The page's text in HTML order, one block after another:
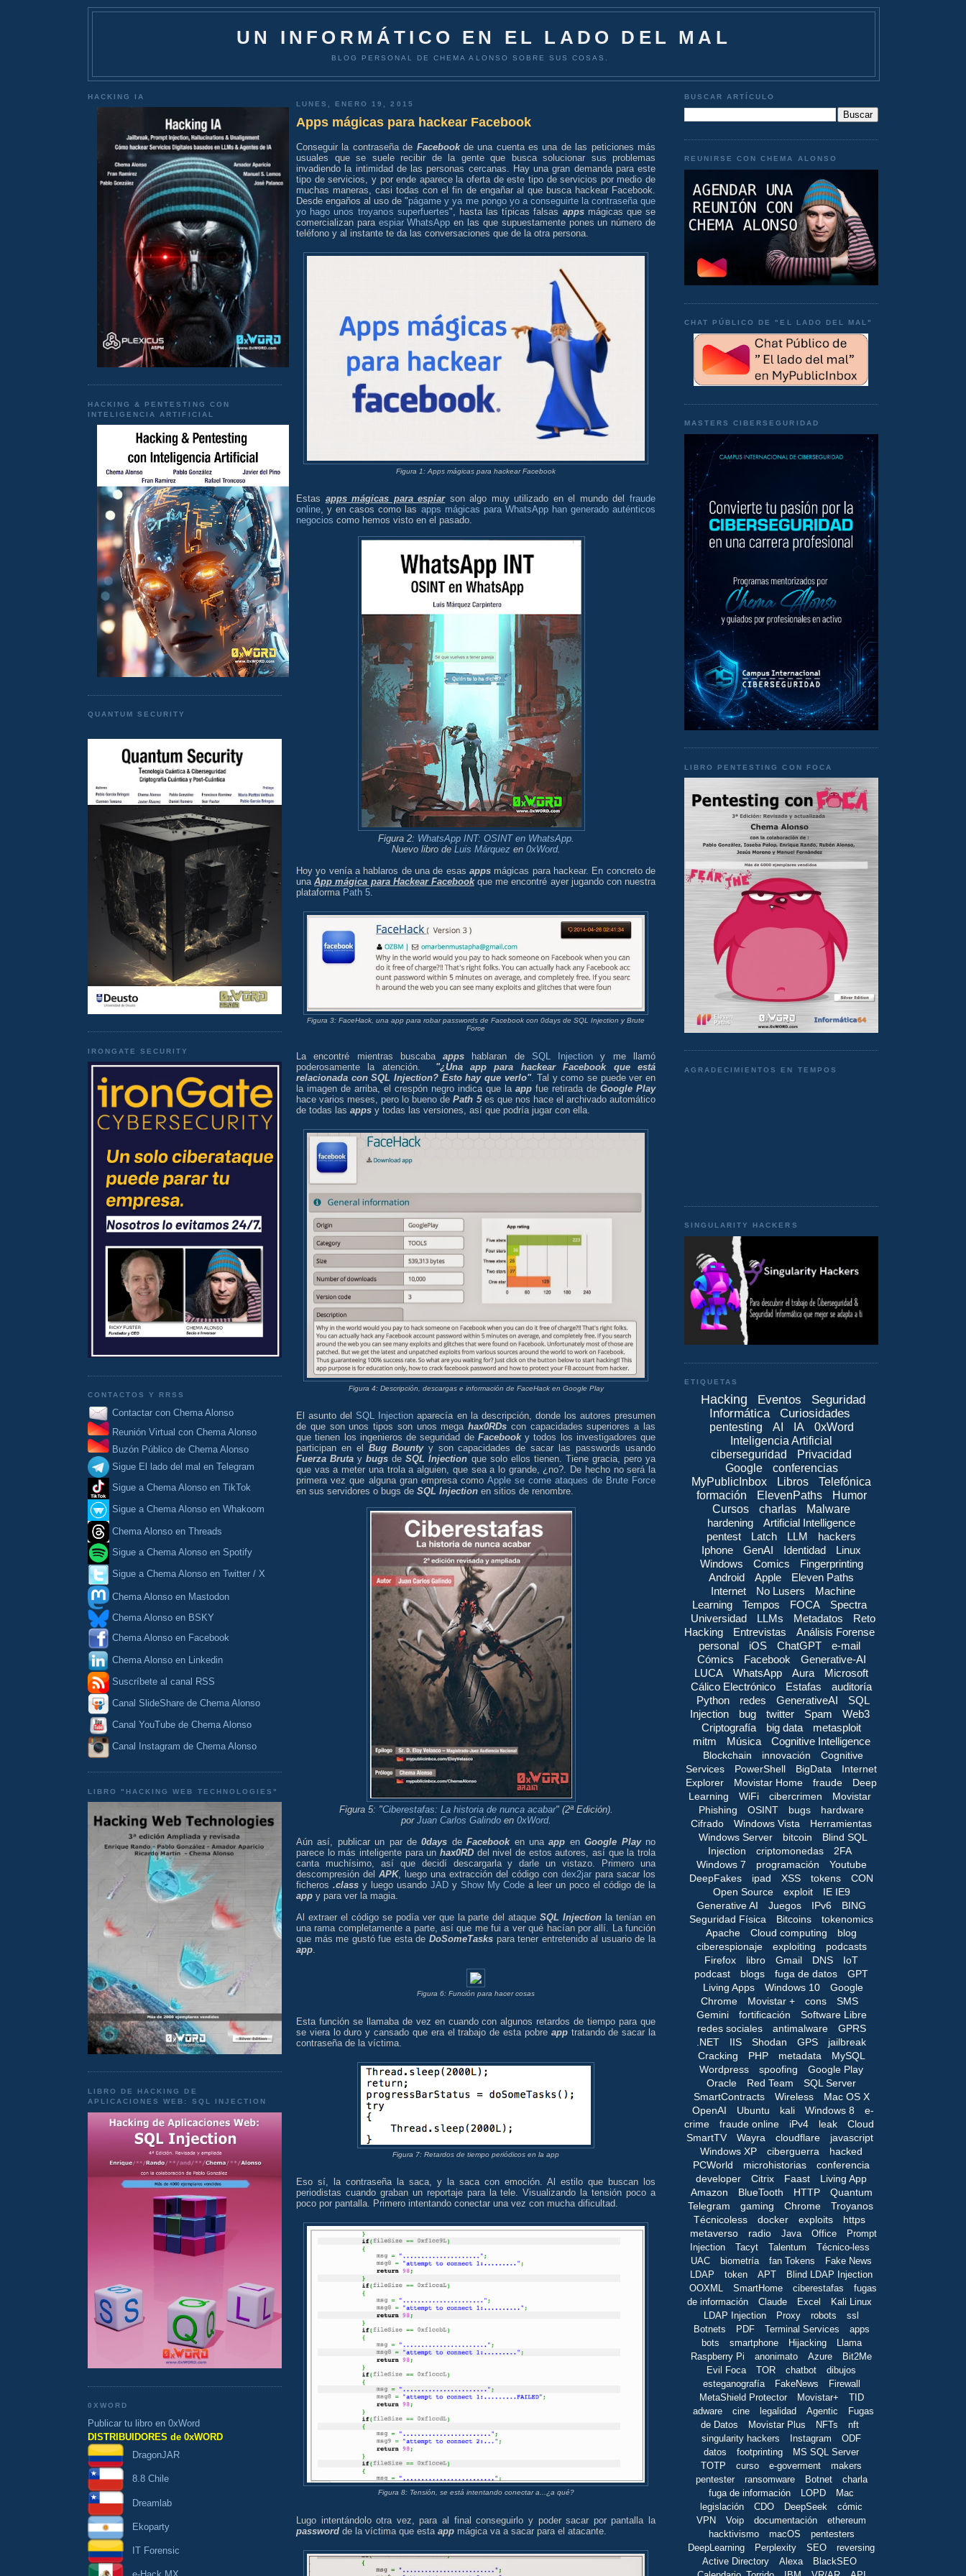
UN INFORMÁTICO EN EL LADO DEL MAL
BLOG PERSONAL DE CHEMA ALONSO SOBRE SUS COSAS.
HACKING IA
HACKING & PENTESTING CON
INTELIGENCIA ARTIFICIAL
QUANTUM SECURITY
IRONGATE SECURITY
CONTACTOS Y RRSS
Contactar con Chema Alonso
Reunión Virtual con Chema Alonso
Buzón Público de Chema Alonso
Sigue El lado del mal en Telegram
Sigue a Chema Alonso en TikTok
Sigue a Chema Alonso en Whakoom
Chema Alonso en Threads
Sigue a Chema Alonso en Spotify
Sigue a Chema Alonso en Twitter / X
Chema Alonso en Mastodon
Chema Alonso en BSKY
Chema Alonso en Facebook
Chema Alonso en Linkedin
Suscríbete al canal RSS
Canal SlideShare de Chema Alonso
Canal YouTube de Chema Alonso
Canal Instagram de Chema Alonso
LIBRO "HACKING WEB TECHNOLOGIES"
LIBRO DE HACKING DE
APLICACIONES WEB: SQL INJECTION
0XWORD
Publicar tu libro en 0xWord
DISTRIBUIDORES de 0xWORD
DragonJAR
8.8 Chile
Dreamlab
Ekoparty
IT Forensic
LUNES, ENERO 19, 2015
Apps mágicas para hackear Facebook
Conseguir la contraseña de Facebookde una cuenta es una de las peticiones más
usuales que se suele recibir de la gente que busca solucionar sus problemas
invadiendo la intimidad de las personas cercanas. Hay una gran demanda para este
tipo de servicios, y por ende aparece la oferta de este tipo de servicios por medio de
muchas maneras, casi todas con el fin de engañar al que busca hackear Facebook.
Desde engaños al uso de "págame y ya me pongo yo a conseguirte la contraseña que
yo hago unos troyanos superfuertes", hasta las típicas falsas appsmágicas que se
comercializan para espiar WhatsApp en las que supuestamente pones un número de
teléfono y al instante te da las conversaciones que de la otra persona.
Figura 1: Apps mágicas para hackear Facebook
Estas apps mágicas para espiarson algo muy utilizado en el mundo delfraude
online, y en casos como las apps mágicas para WhatsApp han generado auténticos
negocios como hemos visto en el pasado.
Figura 2: WhatsApp INT: OSINT en WhatsApp.
Nuevo libro de Luis Márquezen 0xWord.
Hoy yo venía a hablaros de una de esas apps mágicas para hackear. En concreto de
unaApp mágica para Hackear Facebookque me encontré ayer jugando con nuestra
plataforma Path 5.
Figura 3: FaceHack, una app para robar passwords de Facebook con 0days de SQL Injection y Brute
Force
La encontré mientras buscabaapps hablaran de SQL Injection y me llamó
poderosamente la atención.
"¿Una app para hackear Facebook que está
relacionada con SQL Injection? Esto hay que verlo". Tal y como se puede ver en
la imagen de arriba, el crespón negro indica que la app fue retirada de Google Play
hace varios meses, pero lo bueno dePath 5 es que nos hace el archivado automático
de todas las apps y todas las versiones, así que podría jugar con ella.
Figura 4: Descripción, descargas e información de FaceHack en Google Play
El asunto del SQL Injection aparecía en la descripción, donde los autores presumen
de que son unos tipos son unos megahax0RDs con capacidades superiores a las
que tienen los ingenieros de seguridad de Facebooky todos los investigadores que
participan en el Bug Bountyy son capacidades de sacar las passwords usando
Fuerza Bruta ybugs deSQL Injection que solo ellos tienen. Tiene gracia, pero ya
que vas a meter una trola a alguien, que sea a lo grande, ¿no?. De hecho no será la
primera vez que alguna gran empresa como Apple se come ataques de Brute Force
en sus servidores o bugs de SQL Injection en sitios de renombre.
Figura 5: "Ciberestafas: La historia de nunca acabar" (2ª Edición).
por Juan Carlos Galindoen 0xWord.
Aún así, publicar un par de0days deFacebooken unaapp enGoogle Playno
parece lo más inteligente para un hax0RD del nivel de estos autores, así que la trola
canta muchísimo, así que decidí descargarla y darle un vistazo. Primero una
descompresión del APK, luego una extracción del código con dex2jar para sacar los
ficheros .classy luego usando JADy Show My Code a leer un poco el código de la
app y para ver la magia.
Al extraer el código se podía ver que la parte del ataqueSQL Injection la tenían en
una rama completamente a parte, así que me fui a ver qué hacían por allí. La función
que más me gustó fue esta de DoSomeTasks para tener entretenido al usuario de la
app.
Figura 6: Función para hacer cosas
Esta función se llamaba de vez en cuando con algunos retardos de tiempo para que
se viera lo duro y cansado que era el trabajo de esta pobre apptratando de sacar la
contraseña de la víctima.
Figura 7: Retardos de tiempo periódicos en la app
Eso sí, la contraseña la saca, y la saca con emoción. Al estilo que buscan los
periodistas cuando graban un reportaje para la tele. Visualizando la tensión poco a
poco por pantalla. Primero intentando conectar una vez con mucha dificultad.
Figura 8: Tensión, se está intentando conectar a...¿a qué?
Lugo intentándolo otra vez, para al final conseguirlo y poder sacar por pantalla la
password de la víctima que esta app mágica va a sacar para el atacante.
BUSCAR ARTÍCULO
REUNIRSE CON CHEMA ALONSO
CHAT PÚBLICO DE "EL LADO DEL MAL"
MASTERS CIBERSEGURIDAD
LIBRO PENTESTING CON FOCA
AGRADECIMIENTOS EN TEMPOS
SINGULARITY HACKERS
ETIQUETAS
Hacking Eventos
Seguridad
Informática
Curiosidades
pentesting AI IA
0xWord
Inteligencia Artificial
ciberseguridad
Privacidad
Google
conferencias
MyPublicInbox
Libros
Telefónica
formación
ElevenPaths
Humor
Cursos
charlas
Malware
hardening
Artificial Intelligence
pentest
Latch LLM
hackers
Iphone
GenAI Identidad
Linux
Windows
Comics
Fingerprinting
Android
Apple
Eleven Paths
Internet
No Lusers
Machine
Learning
Tempos FOCA
Spectra
Universidad
LLMs Metadatos
Reto
Hacking
Entrevistas
Análisis Forense
personal
iOS ChatGPT
e-mail
Cómics
Facebook
Generative-AI
LUCA
WhatsApp Aura
Microsoft
Cálico Electrónico
Estafas
auditoría
Python
redes GenerativeAI
SQL
Injection
bug twitter Spam
Web3
Criptografía
big data
metasploit
mitm
Música Cognitive Intelligence
Blockchain innovación
Cognitive
Services
PowerShell BigData
Internet
Explorer
Movistar Home fraude
Deep
Learning
WiFi cibercrimen
Movistar
Phishing
OSINT bugs
hardware
Cifrado
Windows Vista
Herramientas
Windows Server
bitcoin
Blind SQL
Injection
criptomonedas
2FA
Windows 7
programación
Youtube
DeepFakes
ipad XSS tokens
CON
Open Source
exploit
IE IE9
Generative AI
Juegos IPv6
BING
Seguridad Física
Bitcoins
tokenomics
Apache
Cloud computing
blog
ciberespionaje
exploiting
podcasts
Firefox
libro Gmail DNS
IoT
podcast
blogs fuga de datos
GPT
Living Apps
Windows 10
Google
Chrome
Movistar + cons
SMS
Gemini
fortificación
Software Libre
redes sociales
antimalware
GPRS
.NET
IIS Shodan GPS
jailbreak
Cracking
PHP metadata
MySQL
Wordpress
spoofing
Google Play
Oracle
Red Team
SQL Server
SmartContracts
Wireless
Mac OS X
OpenAI
Ubuntu kali Windows 8
e-
crime
fraude online iPv4 leak
Cloud
SmartTV
Wayra cloudflare
javascript
Windows XP
ciberguerra
hacked
PCWorld
microhistorias
conferencia
developer
Citrix Faast
Living App
Amazon
BlueTooth HTTP
Quantum
Telegram
gaming Chrome
Troyanos
Técnicoless
docker exploits
https
metaverso
radio Java Office
Prompt
Injection
Tacyt Talentum
Técnico-less
UAC
biometría fan Tokens
Fake News
LDAP
token APT
Blind LDAP Injection
OOXML
SmartHome ciberestafas
fugas
de información
Claude Excel
Kali Linux
LDAP Injection
Proxy robots
ssl
Botnets
PDF Terminal Services
apps
bots
smartphone Hijacking
Llama
Raspberry Pi
anonimato Azure
Bit2Me
Evil Foca
TOR chatbot
dibujos
esteganografía
FakeNews
Firewall
MetaShield Protector
Movistar+
TID
adware
cine legalidad Agentic
Fugas
de Datos
Movistar Plus NFTs
nft
singularity hackers
Instagram
ODF
datos
footprinting
MS SQL Server
TOTP
curso e-goverment
makers
pentester
ransomware Botnet
charla
fuga de información
LOPD
Mac
legislación
CDO DeepSeek
cómic
VPN
Voip documentación
ethereum
hacktivismo
macOS
pentesters
DeepLearning
Perplexity SEO
reversing
Active Directory
Alexa
BlackSEO